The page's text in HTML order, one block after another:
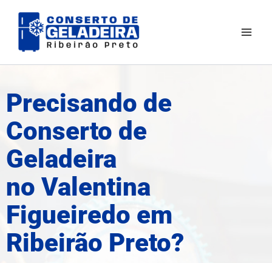
para
Precisando de
Conserto de
Geladeira
no Valentina
Figueiredo em
Ribeirão Preto?